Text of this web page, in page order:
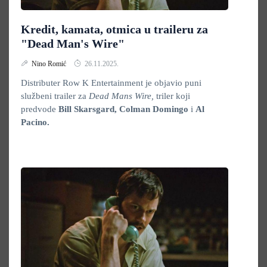
Kredit, kamata, otmica u traileru za
"Dead Man's Wire"
Nino Romić 26.11.2025.
Distributer Row K Entertainment je objavio puni
službeni trailer za Dead Mans Wire, triler koji
predvode Bill Skarsgard, Colman Domingo i Al
Pacino.